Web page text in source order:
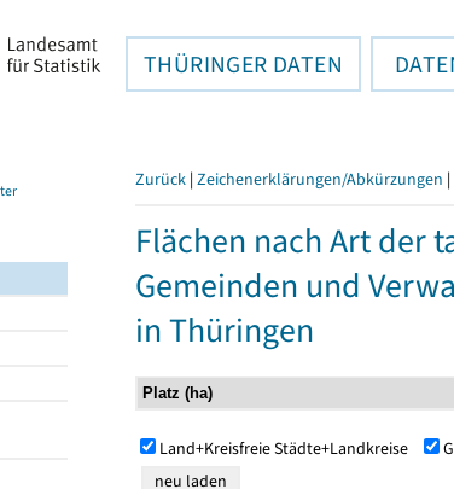
THÜRINGER DATEN
Zurück | Zeichenerklärungen/Abkürzungen |
Flächen nach Art der
Gemeinden und
in Thüringen
Land+Kreisfreie Städte+Landkreise